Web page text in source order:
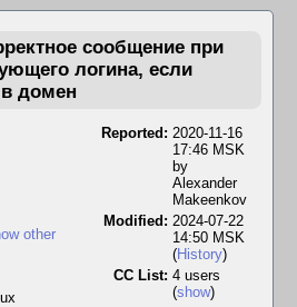
сообщение при
логина, если
домен
other
Reported: 2020-11-16
17:46 MSK
by
Alexander
Makeenkov
Modified: 2024-07-22
14:50 MSK
(History)
CC List: 4 users
(show)